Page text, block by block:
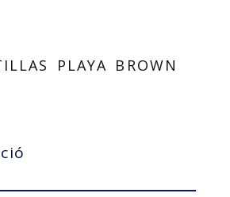
PLAYA BROWN